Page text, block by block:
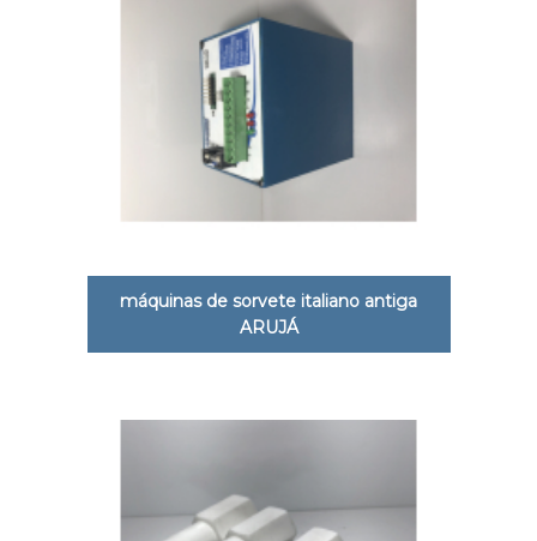
máquinas de sorvete italiano antiga
ARUJÁ